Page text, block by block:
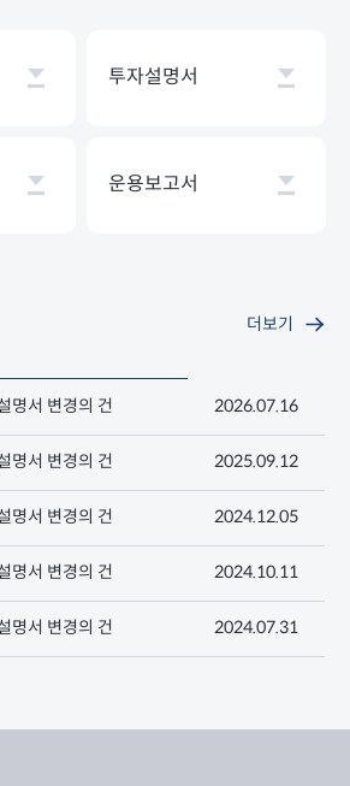
투자설명서
운용보고서
더보기
명서 변경의 건 2026.07.16
명서 변경의 건 2025.09.12
명서 변경의 건 2024.12.05
명서 변경의 건 2024.10.11
명서 변경의 건 2024.07.31